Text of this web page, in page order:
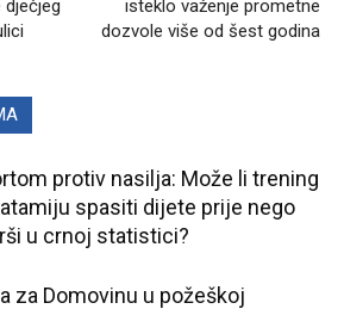
dječjeg
isteklo važenje prometne
dozvole više od šest godina
protiv nasilja: Može li trening
spasiti dijete prije nego
u crnoj statistici?
za Domovinu u požeškoj